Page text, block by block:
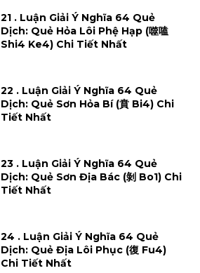
21 . Luận Giải Ý Nghĩa 64 Quẻ
Dịch: Quẻ Hỏa Lôi Phệ Hạp (噬嗑
Shi4 Ke4) Chi Tiết Nhất
22 . Luận Giải Ý Nghĩa 64 Quẻ
Dịch: Quẻ Sơn Hỏa Bí (賁 Bi4) Chi
Tiết Nhất
23 . Luận Giải Ý Nghĩa 64 Quẻ
Dịch: Quẻ Sơn Địa Bác (剝 Bo1) Chi
Tiết Nhất
24 . Luận Giải Ý Nghĩa 64 Quẻ
Dịch: Quẻ Địa Lôi Phục (復 Fu4)
Chi Tiết Nhất